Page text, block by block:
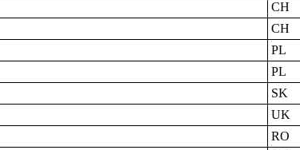
CH
CH
PL
PL
SK
UK
RO